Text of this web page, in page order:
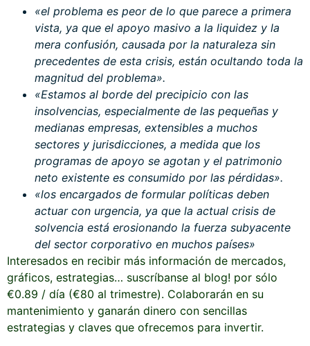
«el problema es peor de lo que parece a primera
vista, ya que el apoyo masivo a la liquidez y la
mera confusión, causada por la naturaleza sin
precedentes de esta crisis, están ocultando toda la
magnitud del problema».
«Estamos al borde del precipicio con las
insolvencias, especialmente de las pequeñas y
medianas empresas, extensibles a muchos
sectores y jurisdicciones, a medida que los
programas de apoyo se agotan y el patrimonio
neto existente es consumido por las pérdidas».
«los encargados de formular políticas deben
actuar con urgencia, ya que la actual crisis de
solvencia está erosionando la fuerza subyacente
del sector corporativo en muchos países»
Interesados en recibir más información de mercados,
gráficos, estrategias… suscríbanse al blog! por sólo
€0.89 / día (€80 al trimestre). Colaborarán en su
mantenimiento y ganarán dinero con sencillas
estrategias y claves que ofrecemos para invertir.